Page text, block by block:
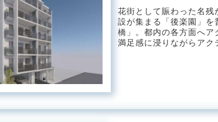
花街として賑わった名残
設が集まる「後楽園」を
橋」。都内の各方面へア
満足感に浸りながらアク